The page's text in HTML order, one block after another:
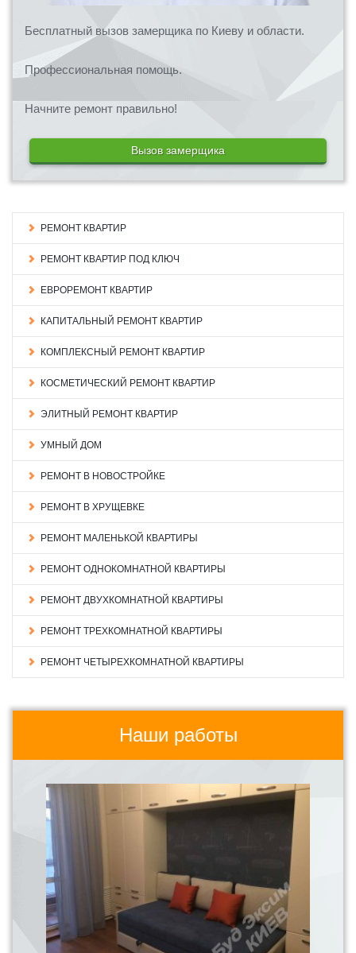
Бесплатный вызов замерщика по Киеву и области.
Профессиональная помощь.
Начните ремонт правильно!
Вызов замерщика
РЕМОНТ КВАРТИР
РЕМОНТ КВАРТИР ПОД КЛЮЧ
ЕВРОРЕМОНТ КВАРТИР
КАПИТАЛЬНЫЙ РЕМОНТ КВАРТИР
КОМПЛЕКСНЫЙ РЕМОНТ КВАРТИР
КОСМЕТИЧЕСКИЙ РЕМОНТ КВАРТИР
ЭЛИТНЫЙ РЕМОНТ КВАРТИР
УМНЫЙ ДОМ
РЕМОНТ В НОВОСТРОЙКЕ
РЕМОНТ В ХРУЩЕВКЕ
РЕМОНТ МАЛЕНЬКОЙ КВАРТИРЫ
РЕМОНТ ОДНОКОМНАТНОЙ КВАРТИРЫ
РЕМОНТ ДВУХКОМНАТНОЙ КВАРТИРЫ
РЕМОНТ ТРЕХКОМНАТНОЙ КВАРТИРЫ
РЕМОНТ ЧЕТЫРЕХКОМНАТНОЙ КВАРТИРЫ
Наши работы